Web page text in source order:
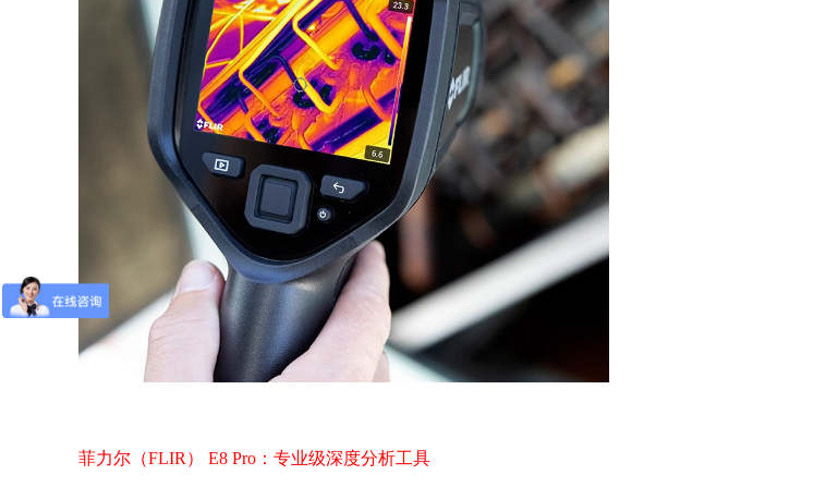
菲力尔（FLIR） E8 Pro：专业级深度分析工具